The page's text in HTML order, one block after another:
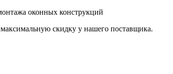
оконных конструкций
скидку у нашего поставщика.